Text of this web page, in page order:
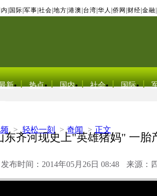
国际 军事 社会 地方 港澳 台湾 华人 侨网 财经 金融
新 热点 国内 社会 国际
> 轻松一刻 > 奇闻 > 正文
东齐河现史上"英雄猪妈" 一胎
发布时间：2014年05月26日 08:48 来源：